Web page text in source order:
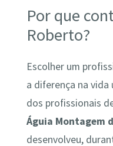
Por que
Roberto?
Escolher um
a diferença na
dos profissionais
Águia Montagem
desenvolveu,